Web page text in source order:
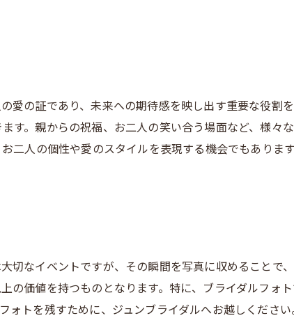
の証であり、未来への期待感を映し出す重要な役割を
す。親からの祝福、お二人の笑い合う場面など、様々
二人の個性や愛のスタイルを表現する機会でもありま
切なイベントですが、その瞬間を写真に収めることで
の価値を持つものとなります。特に、ブライダルフォ
トを残すために、ジュンブライダルへお越しくださ